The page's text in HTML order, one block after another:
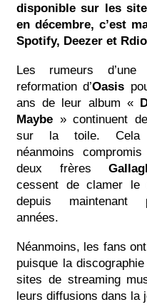
disponible sur les
en décembre, c’est
Spotify, Deezer et
Les rumeurs d’une
reformation d’Oasis
ans de leur album «
Maybe » continuent
sur la toile. Cela
néanmoins
deux frères
cessent de clamer le
depuis maintenant
années.
Néanmoins, les fans
puisque la
sites de streaming
leurs diffusions dans la